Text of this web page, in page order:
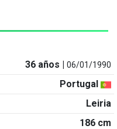
36 años |06/01/1990
Portugal
Leiria
186 cm